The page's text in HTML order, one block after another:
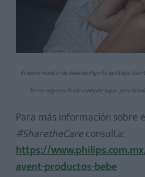
El nuevo monitor de bebé inteligente de Philips
forma segura y desde cualquier lugar, para
Para más información sobre
#SharetheCareconsulta:
https://
avent-productos-bebe